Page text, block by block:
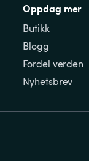
Oppdag mer
Butikk
Blogg
Fordel verden
Nyhetsbrev